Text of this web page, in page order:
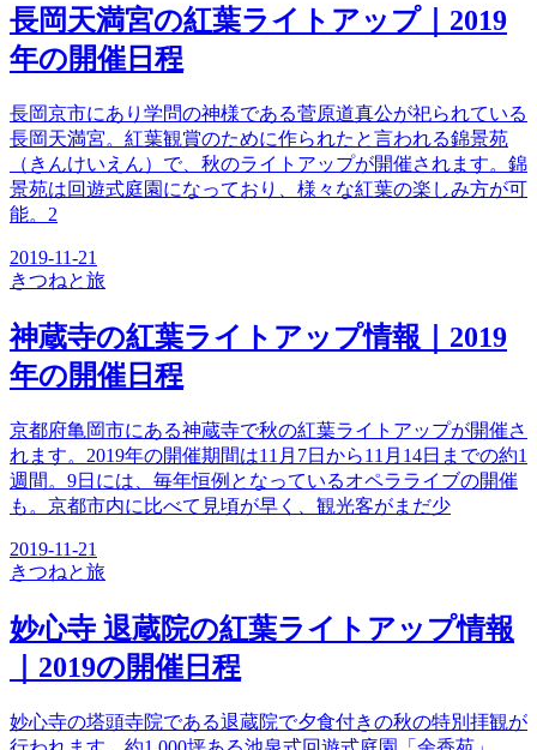
長岡天満宮の紅葉ライトアップ｜2019
年の開催日程
長岡京市にあり学問の神様である菅原道真公が祀られている
長岡天満宮。紅葉観賞のために作られたと言われる錦景苑
（きんけいえん）で、秋のライトアップが開催されます。錦
景苑は回遊式庭園になっており、様々な紅葉の楽しみ方が可
能。2
2019-11-21
きつねと旅
神蔵寺の紅葉ライトアップ情報｜2019
年の開催日程
京都府亀岡市にある神蔵寺で秋の紅葉ライトアップが開催さ
れます。2019年の開催期間は11月7日から11月14日までの約1
週間。9日には、毎年恒例となっているオペラライブの開催
も。京都市内に比べて見頃が早く、観光客がまだ少
2019-11-21
きつねと旅
妙心寺 退蔵院の紅葉ライトアップ情報
｜2019の開催日程
妙心寺の塔頭寺院である退蔵院で夕食付きの秋の特別拝観が